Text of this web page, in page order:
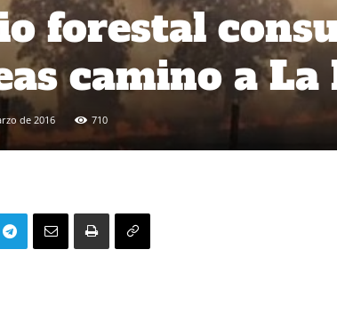
forestal
camino a
de 2016 710